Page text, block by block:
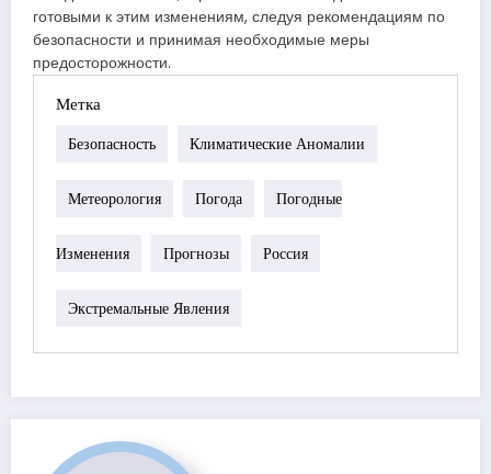
готовыми к этим изменениям, следуя рекомендациям по
безопасности и принимая необходимые меры
предосторожности.
Метка
Безопасность Климатические Аномалии
Метеорология Погода Погодные
Изменения Прогнозы Россия
Экстремальные Явления